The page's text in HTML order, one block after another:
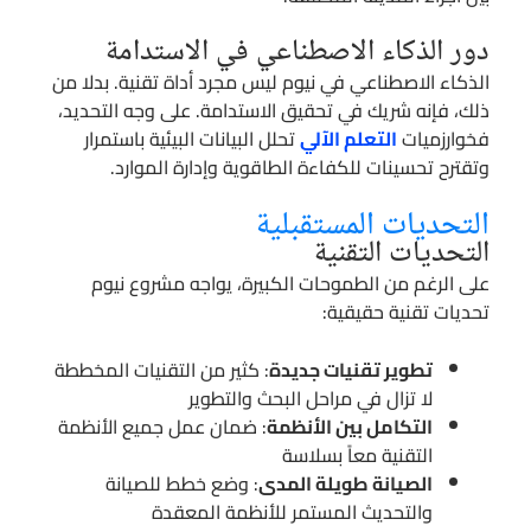
دور الذكاء الاصطناعي في الاستدامة
الذكاء الاصطناعي في نيوم ليس مجرد أداة تقنية. بدلا من
ذلك، فإنه شريك في تحقيق الاستدامة. على وجه التحديد،
فخوارزمياتالتعلم الآليتحلل البيانات البيئية باستمرار
وتقترح تحسينات للكفاءة الطاقوية وإدارة الموارد.
التحديات المستقبلية
التحديات التقنية
على الرغم من الطموحات الكبيرة، يواجه مشروع نيوم
تحديات تقنية حقيقية:
تطوير تقنيات جديدة: كثير من التقنيات المخططة
لا تزال في مراحل البحث والتطوير
التكامل بين الأنظمة: ضمان عمل جميع الأنظمة
التقنية معاً بسلاسة
الصيانة طويلة المدى: وضع خطط للصيانة
والتحديث المستمر للأنظمة المعقدة